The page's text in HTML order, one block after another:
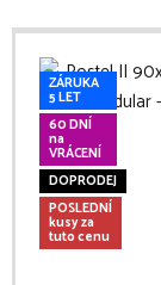
ZÁRUKA
5 LET
60 DNÍ
na
VRÁCENÍ
DOPRODEJ
POSLEDNÍ
kusy za
tuto cenu